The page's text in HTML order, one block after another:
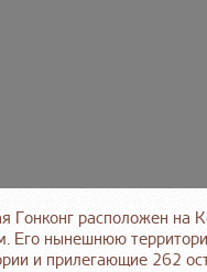
Гонконг расположен на
нынешнюю
и прилегающие 262